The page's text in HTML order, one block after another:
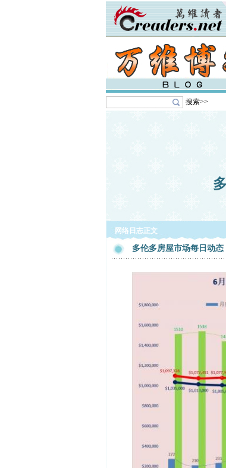
搜索>>
网络日志正文
多伦多房屋市场每日动态